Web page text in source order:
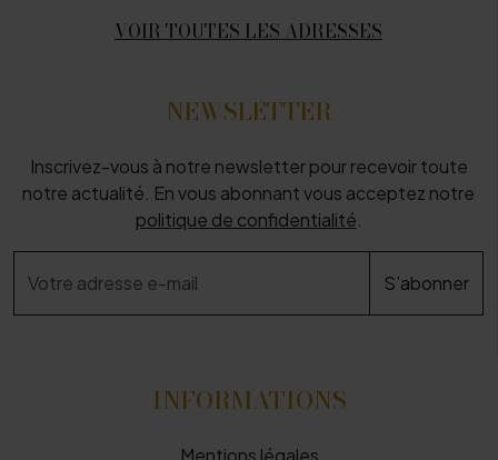
VOIR TOUTES LES ADRESSES
NEWSLETTER
Inscrivez-vous à notre newsletter pour recevoir toute
notre actualité. En vous abonnant vous acceptez notre
politique de confidentialité
INFORMATIONS
Mentions légales